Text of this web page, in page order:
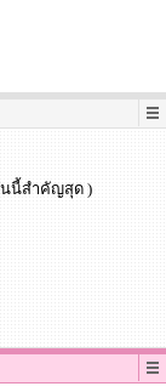
นนี้สำคัญสุด )